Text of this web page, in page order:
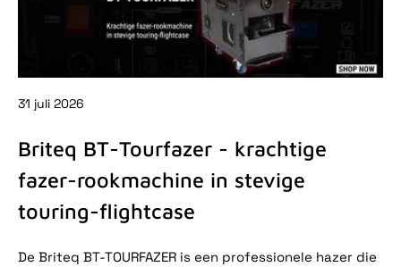
31 juli 2026
Briteq BT-Tourfazer - krachtige
fazer-rookmachine in stevige
touring-flightcase
De Briteq BT-TOURFAZER is een professionele hazer die